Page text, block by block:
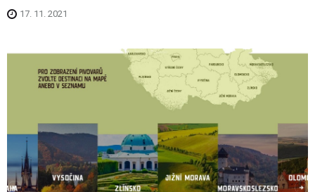
17. 11. 2021